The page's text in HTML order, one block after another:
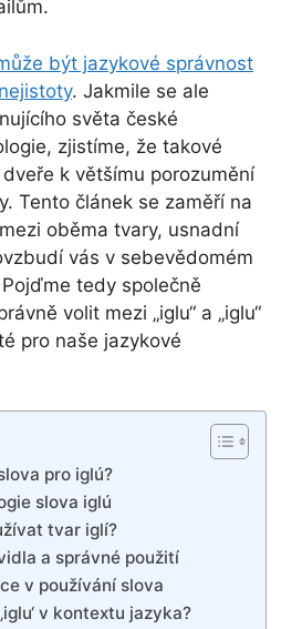
být jazykové správnost
. Jakmile se ale
světa české
zjistíme, že takové
k většímu porozumění
Tento článek se zaměří na
oběma tvary, usnadní
vás v sebevědomém
tedy společně
volit mezi „iglu“ a „iglu“
pro naše jazykové
pro iglú?
slova iglú
tvar iglí?
a správné použití
v používání slova
v kontextu jazyka?